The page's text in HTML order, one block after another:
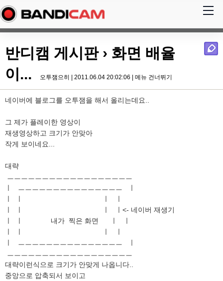
반디캠 게시판› 화면 배율
이...
오투잼으히 | 2011.06.04 20:02:06 | 메뉴 건너뛰기
네이버에 블로그를 오투잼을 해서 올리는데요..
그 제가 플레이한 영상이
재생영상하고 크기가 안맞아
작게 보이네요...
대략
ㅡㅡㅡㅡㅡㅡㅡㅡㅡㅡㅡㅡㅡㅡㅡㅡㅡㅡ
ㅣ ㅡㅡㅡㅡㅡㅡㅡㅡㅡㅡㅡㅡㅡㅡㅡ ㅣ
ㅣ ㅣ ㅣ ㅣ<- 네이버 재생기
ㅣ ㅣ 내가 찍은 화면 ㅣ ㅣ
ㅣ ㅡㅡㅡㅡㅡㅡㅡㅡㅡㅡㅡㅡㅡㅡㅡ ㅣ
ㅡㅡㅡㅡㅡㅡㅡㅡㅡㅡㅡㅡㅡㅡㅡㅡㅡㅡ
대략이런식으로 크기가 안맞게 나옵니다..
중앙으로 압축되서 보이고